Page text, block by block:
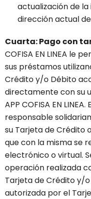
actualización de
dirección actual
Cuarta: Pago con
COFISA EN LINEA le
sus préstamos
Crédito y/o Débito
directamente con su
APP COFISA EN
responsable
su Tarjeta de Crédito
que con la misma se
electrónico o virtual.
operación realizada
Tarjeta de Crédito y/
autorizada por el